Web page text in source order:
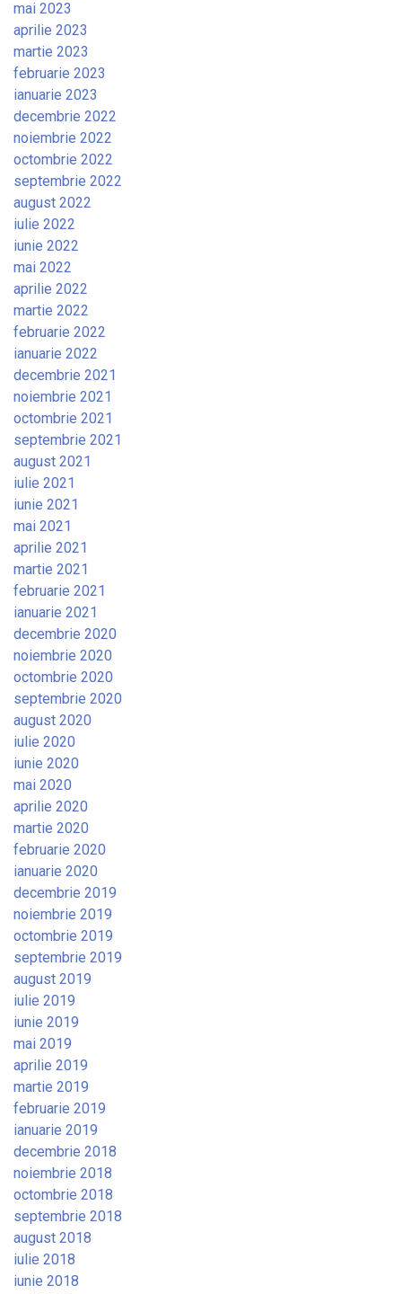
mai 2023
aprilie 2023
martie 2023
februarie 2023
ianuarie 2023
decembrie 2022
noiembrie 2022
octombrie 2022
septembrie 2022
august 2022
iulie 2022
iunie 2022
mai 2022
aprilie 2022
martie 2022
februarie 2022
ianuarie 2022
decembrie 2021
noiembrie 2021
octombrie 2021
septembrie 2021
august 2021
iulie 2021
iunie 2021
mai 2021
aprilie 2021
martie 2021
februarie 2021
ianuarie 2021
decembrie 2020
noiembrie 2020
octombrie 2020
septembrie 2020
august 2020
iulie 2020
iunie 2020
mai 2020
aprilie 2020
martie 2020
februarie 2020
ianuarie 2020
decembrie 2019
noiembrie 2019
octombrie 2019
septembrie 2019
august 2019
iulie 2019
iunie 2019
mai 2019
aprilie 2019
martie 2019
februarie 2019
ianuarie 2019
decembrie 2018
noiembrie 2018
octombrie 2018
septembrie 2018
august 2018
iulie 2018
iunie 2018